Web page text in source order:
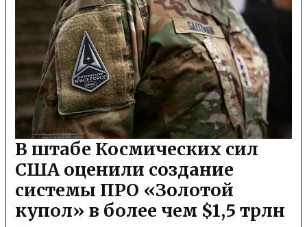
В штабе Космических сил
США оценили создание
системы ПРО «Золотой
купол» в более чем $1,5 трлн